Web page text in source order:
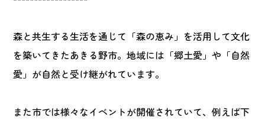
森と共生する生活を通じて「森の恵み」を活用して文化
を築いてきたあきる野市。地域には「郷土愛」や「自然
愛」が自然と受け継がれています。
また市では様々なイベントが開催されていて、例えば下